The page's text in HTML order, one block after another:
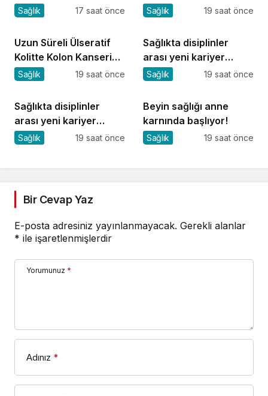
Sağlık 17 saat önce
Faktörüne Dikkat!
Sağlık 19 saat önce
Uzun Süreli Ülseratif
Kolitte Kolon Kanseri
Riski Artıyor mu?
Sağlık 19 saat önce
Sağlıkta disiplinler
arası yeni kariyer
dönemi
Sağlık 19 saat önce
Sağlıkta disiplinler
arası yeni kariyer
dönemi
Sağlık 19 saat önce
Beyin sağlığı anne
karnında başlıyor!
Sağlık 19 saat önce
Bir Cevap Yaz
E-posta adresiniz yayınlanmayacak. Gerekli alanlar
* ile işaretlenmişlerdir
Yorumunuz *
Adınız *